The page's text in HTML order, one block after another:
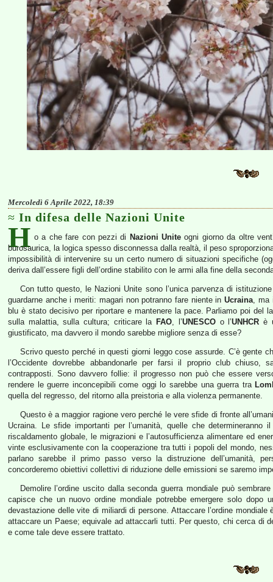
Mercoledì 6 Aprile 2022, 18:39
In difesa delle Nazioni Unite
H o a che fare con pezzi di Nazioni Unite ogni giorno da oltre
burosaurica, la logica spesso disconnessa dalla realtà, il peso
impossibilità di intervenire su un certo numero di situazioni specifiche
deriva dall’essere figli dell’ordine stabilito con le armi alla fine della
Con tutto questo, le Nazioni Unite sono l’unica parvenza di
guardarne anche i meriti: magari non potranno fare niente inUcraina, ma
blu è stato decisivo per riportare e mantenere la pace. Parliamo poi del
sulla malattia, sulla cultura; criticare la FAO, l’UNESCOo l’UNHCR è
giustificato, ma davvero il mondo sarebbe migliore senza di esse?
Scrivo questo perché in questi giorni leggo cose assurde. C’è gente
l’Occidente dovrebbe abbandonarle per farsi il proprio club chiuso,
contrapposti. Sono davvero follie: il progresso non può che essere
rendere le guerre inconcepibili come oggi lo sarebbe una guerra tra
quella del regresso, del ritorno alla preistoria e alla violenza permanente.
Questo è a maggior ragione vero perché le vere sfide di fronte
Ucraina. Le sfide importanti per l’umanità, quelle che
riscaldamento globale, le migrazioni e l’autosufficienza alimentare ed
vinte esclusivamente con la cooperazione tra tutti i popoli del mondo,
parlano sarebbe il primo passo verso la distruzione dell’umanità,
concorderemo obiettivi collettivi di riduzione delle emissioni se saremo
Demolire l’ordine uscito dalla seconda guerra mondiale può
capisce che un nuovo ordine mondiale potrebbe emergere solo
devastazione delle vite di miliardi di persone. Attaccare l’ordine
attaccare un Paese; equivale ad attaccarli tutti. Per questo, chi cerca di
e come tale deve essere trattato.